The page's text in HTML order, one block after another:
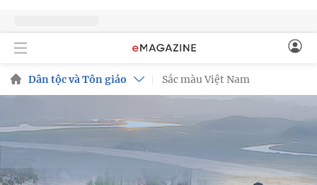
Dân tộc và Tôn giáo Sắc màu Việt Nam